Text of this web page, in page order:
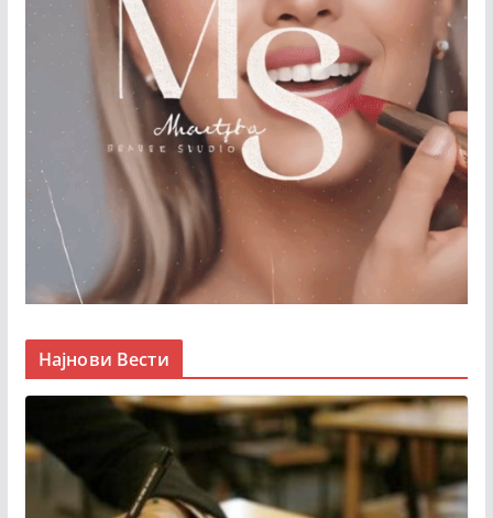
Најнови Вести